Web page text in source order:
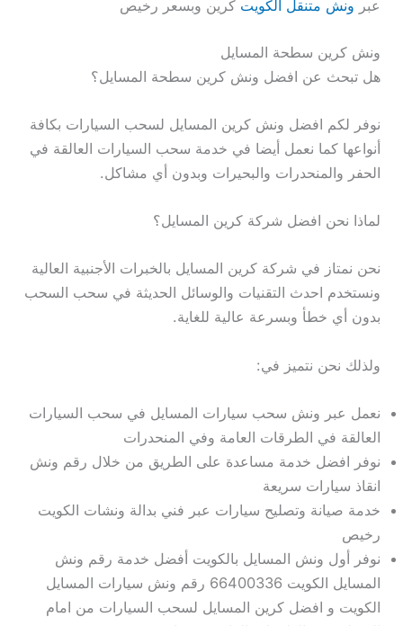
عبر ونش متنقل الكويت كرين وبسعر رخيص
ونش كرين سطحة المسايل
هل تبحث عن افضل ونش كرين سطحة المسايل؟
نوفر لكم افضل ونش كرين المسايل لسحب السيارات بكافة
أنواعها كما نعمل أيضا في خدمة سحب السيارات العالقة في
الحفر والمنحدرات والبحيرات وبدون أي مشاكل.
لماذا نحن افضل شركة كرين المسايل؟
نحن نمتاز في شركة كرين المسايل بالخبرات الأجنبية العالية
ونستخدم احدث التقنيات والوسائل الحديثة في سحب السحب
بدون أي خطأ وبسرعة عالية للغاية.
ولذلك نحن نتميز في:
نعمل عبر ونش سحب سيارات المسايل في سحب السيارات
العالقة في الطرقات العامة وفي المنحدرات
نوفر افضل خدمة مساعدة على الطريق من خلال رقم ونش
انقاذ سيارات سريعة
خدمة صيانة وتصليح سيارات عبر فني بدالة ونشات الكويت
رخيص
نوفر أول ونش المسايل بالكويت أفضل خدمة رقم ونش
المسايل الكويت 66400336 رقم ونش سيارات المسايل
الكويت و افضل كرين المسايل لسحب السيارات من امام